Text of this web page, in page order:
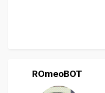
ROmeoBOT